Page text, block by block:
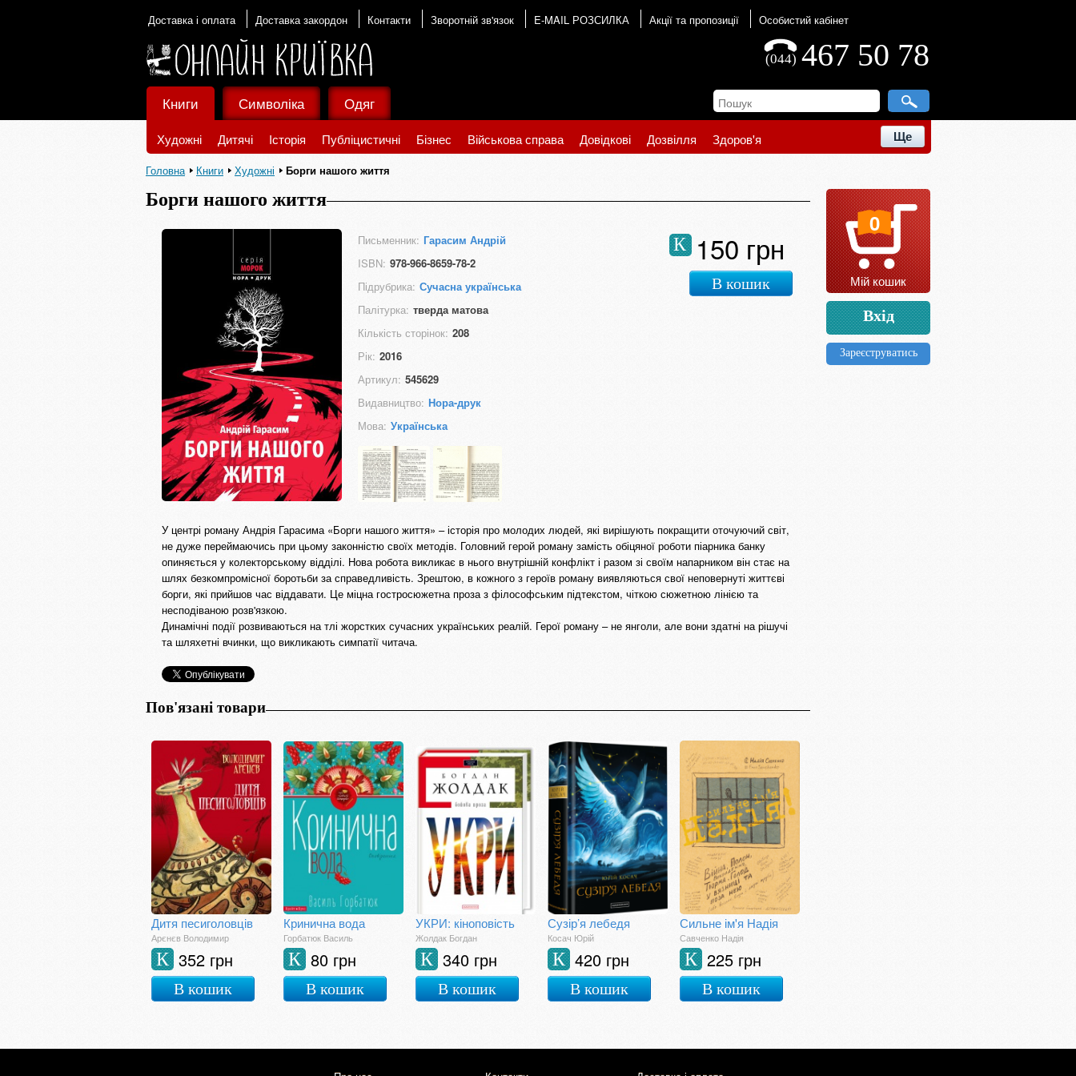
Доставка і оплата Доставка закордон Контакти Зворотній зв'язок E-MAIL РОЗСИЛКА Акції та пропозиції Особистий кабінет
467 50 78
(044)
Книги
Художні Дитячі Історія Публіцистичні Бізнес Військова справа Довідкові Дозвілля Здоров'я Ще
Символіка Одяг
Головна Книги Художні Борги нашого життя
Борги нашого життя
Письменник: Гарасим Андрій
ISBN: 978-966-8659-78-2
Підрубрика: Сучасна українська
Палітурка: тверда матова
Кількість сторінок: 208
Рік: 2016
Артикул: 545629
Видавництво: Нора-друк
Мова: Українська
150 грн
К
В кошик
У центрі роману Андрія Гарасима «Борги нашого життя» – історія про молодих людей, які вирішують покращити оточуючий світ,
не дуже переймаючись при цьому законністю своїх методів. Головний герой роману замість обіцяної роботи піарника банку
опиняється у колекторському відділі. Нова робота викликає в нього внутрішній конфлікт і разом зі своїм напарником він стає на
шлях безкомпромісної боротьби за справедливість. Зрештою, в кожного з героїв роману виявляються свої неповернуті життєві
борги, які прийшов час віддавати. Це міцна гостросюжетна проза з філософським підтекстом, чіткою сюжетною лінією та
несподіваною розв'язкою.
Динамічні події розвиваються на тлі жорстких сучасних українських реалій. Герої роману – не янголи, але вони здатні на рішучі
та шляхетні вчинки, що викликають симпатії читача.
Пов'язані товари
Дитя песиголовців
Арєнєв Володимир
352 грн
К
В кошик
Кринична вода
Горбатюк Василь
80 грн
К
В кошик
УКРИ: кіноповість
Жолдак Богдан
340 грн
К
В кошик
Сузір’я лебедя
Косач Юрій
420 грн
К
В кошик
Сильне ім'я Надія
Савченко Надія
225 грн
К
В кошик
0
Мій кошик
Вхід
Зареєструватись